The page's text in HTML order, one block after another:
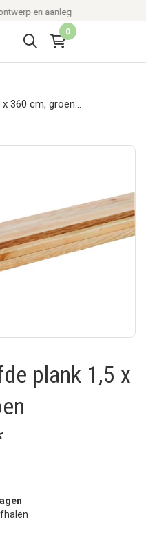
en aanleg
0
360 cm, groen
plank 1,5 x